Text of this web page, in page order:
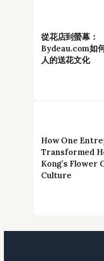
從花店到螢幕：
Bydeau.com如
人的送花文化
How One
Transformed
Kong’s Flower
Culture